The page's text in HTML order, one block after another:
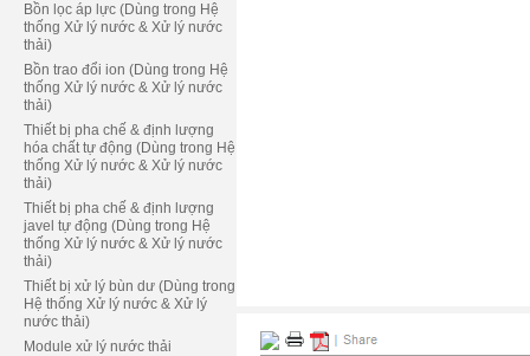
Bồn lọc áp lực (Dùng trong Hệ
thống Xử lý nước & Xử lý nước
thải)
Bồn trao đổi ion (Dùng trong Hệ
thống Xử lý nước & Xử lý nước
thải)
Thiết bị pha chế & định lượng
hóa chất tự động (Dùng trong Hệ
thống Xử lý nước & Xử lý nước
thải)
Thiết bị pha chế & định lượng
javel tự động (Dùng trong Hệ
thống Xử lý nước & Xử lý nước
thải)
Thiết bị xử lý bùn dư (Dùng trong
Hệ thống Xử lý nước & Xử lý
nước thải)
Module xử lý nước thải